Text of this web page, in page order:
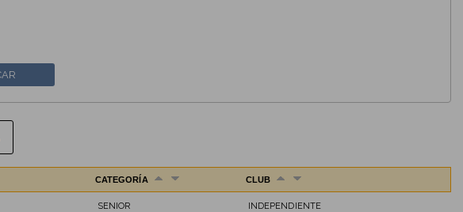
CATEGORÍA CLUB
SENIOR INDEPENDIENTE